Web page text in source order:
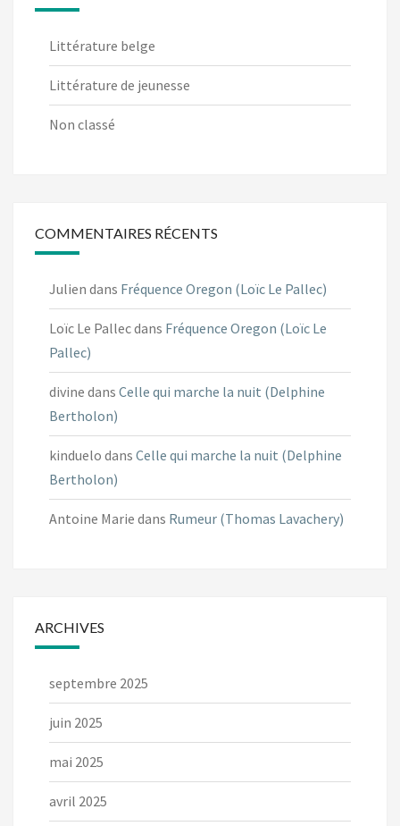
Littérature belge
Littérature de jeunesse
Non classé
COMMENTAIRES RÉCENTS
Julien dans Fréquence Oregon (Loïc Le Pallec)
Loïc Le Pallecdans Fréquence Oregon (Loïc Le
Pallec)
divine dans Celle qui marche la nuit (Delphine
Bertholon)
kinduelo dans Celle qui marche la nuit (Delphine
Bertholon)
Antoine Marie dans Rumeur (Thomas Lavachery)
ARCHIVES
septembre 2025
juin 2025
mai 2025
avril 2025